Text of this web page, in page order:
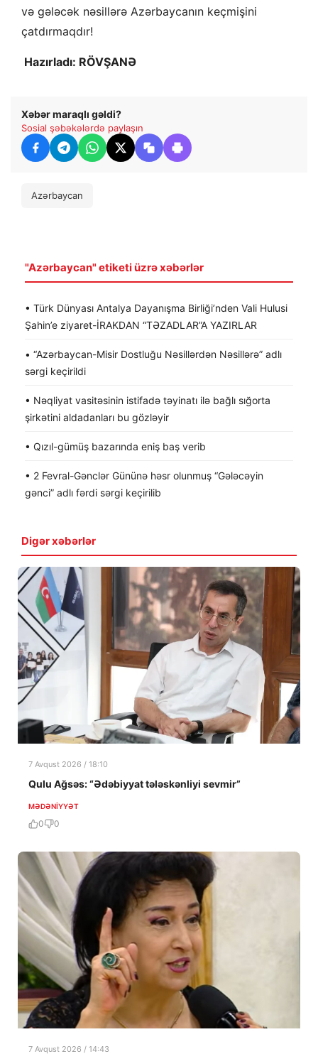
və gələcək nəsillərə Azərbaycanın keçmişini
çatdırmaqdır!
Hazırladı: RÖVŞANƏ
Xəbər maraqlı gəldi?
Sosial şəbəkələrdə paylaşın
Azərbaycan
"Azərbaycan" etiketi üzrə xəbərlər
• Türk Dünyası Antalya Dayanışma Birliği’nden Vali Hulusi
Şahin’e ziyaret-İRAKDAN “TƏZADLAR”A YAZIRLAR
• “Azərbaycan-Misir Dostluğu Nəsillərdən Nəsillərə” adlı
sərgi keçirildi
• Nəqliyat vasitəsinin istifadə təyinatı ilə bağlı sığorta
şirkətini aldadanları bu gözləyir
• Qızıl-gümüş bazarında eniş baş verib
• 2 Fevral-Gənclər Gününə həsr olunmuş “Gələcəyin
gənci” adlı fərdi sərgi keçirilib
Digər xəbərlər
7 Avqust 2026 / 18:10
Qulu Ağsəs: “Ədəbiyyat tələskənliyi sevmir”
MƏDƏNIYYƏT
0 0
7 Avqust 2026 / 14:43